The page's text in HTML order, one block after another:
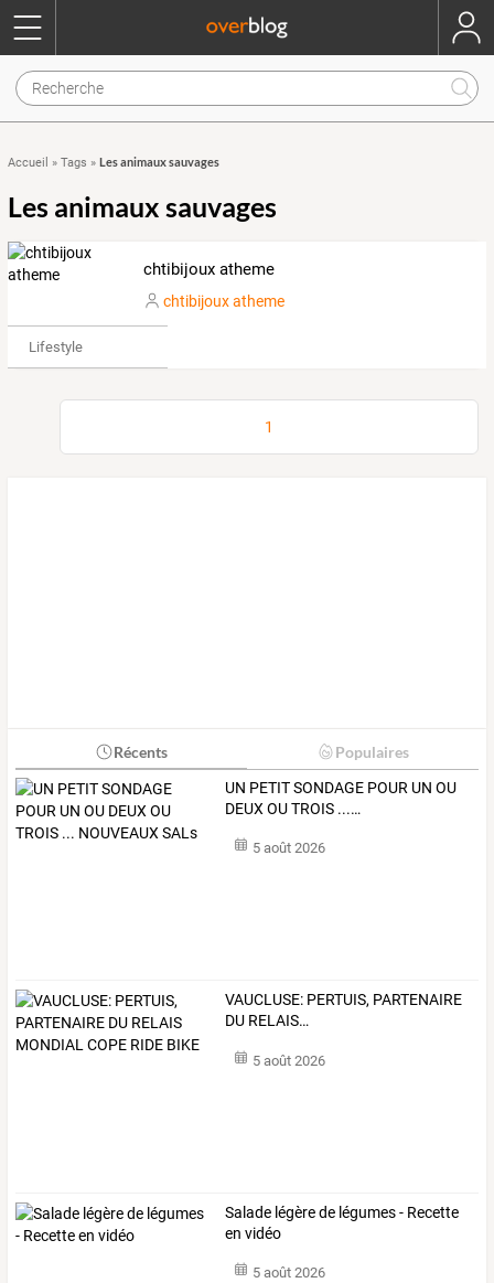
Accueil » Tags » Les animaux sauvages
Les animaux sauvages
chtibijoux atheme
chtibijoux atheme
Lifestyle
1
Récents Populaires
UN PETITSONDAGE POUR UN OU
DEUX OUTROIS ...…
5 août 2026
VAUCLUSE: PERTUIS, PARTENAIRE
DU RELAIS…
5 août 2026
Salade légère de légumes - Recette
en vidéo
5 août 2026